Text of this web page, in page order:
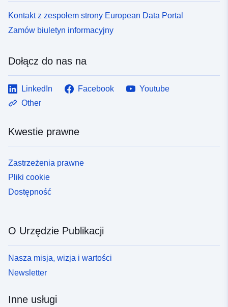
Kontakt z zespołem strony European Data Portal
Zamów biuletyn informacyjny
Dołącz do nas na
LinkedIn Facebook
Youtube
Other
Kwestie prawne
Zastrzeżenia prawne
Pliki cookie
Dostępność
O Urzędzie Publikacji
Nasza misja, wizja i wartości
Newsletter
Inne usługi